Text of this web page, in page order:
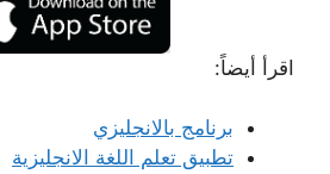
اقرأ أيضاً:
برنامج بالانجليزي
تطبيق تعلم اللغة الانجليزية